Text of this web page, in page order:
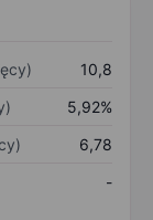
10,8
5,92%
6,78
-